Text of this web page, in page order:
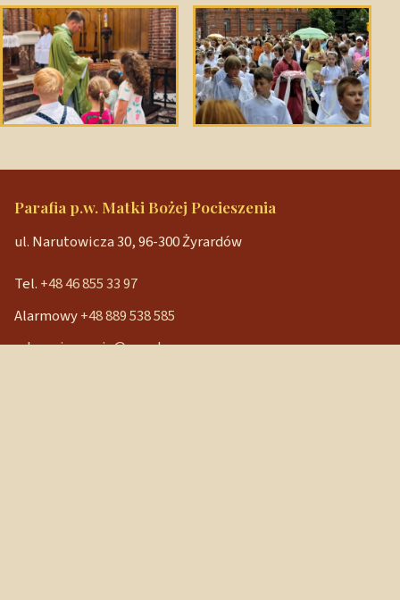
Parafia p.w. Matki Bożej Pocieszenia
ul. Narutowicza 30, 96-300 Żyrardów
Tel. +48 46 855 33 97
Alarmowy+48 889 538 585
mbpocieszenia@wp.pl